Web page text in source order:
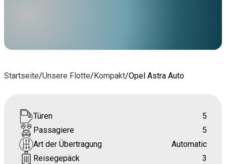
Startseite/Unsere Flotte/Kompakt/Opel Astra Auto
Türen
5
Passagiere
5
Art der Übertragung
Automatic
Reisegepäck
3